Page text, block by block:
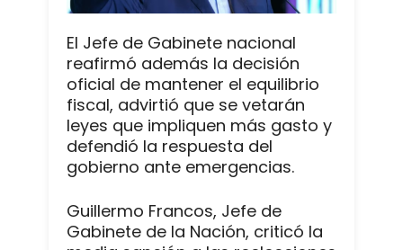
El Jefe de Gabinete nacional
reafirmó además la decisión
oficial de mantener el equilibrio
fiscal, advirtió que se vetarán
leyes que impliquen más gasto y
defendió la respuesta del
gobierno ante emergencias.
Guillermo Francos, Jefe de
Gabinete de la Nación, criticó la